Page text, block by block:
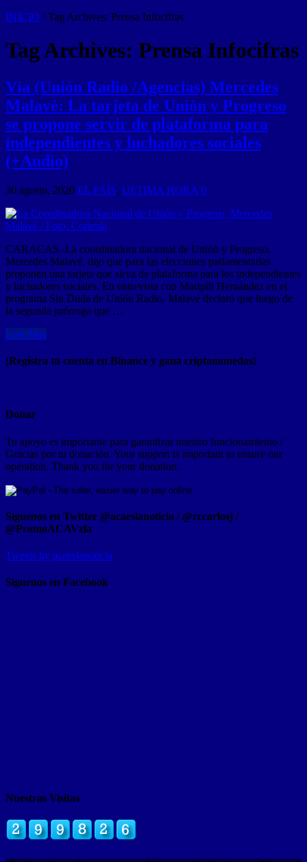
INICIO / Tag Archives: Prensa Infocifras
Tag Archives: Prensa Infocifras
Vía (Unión Radio /Agencias) Mercedes
Malavé: La tarjeta de Unión y Progreso
se propone servir de plataforma para
independientes y luchadores sociales
(+Audio)
30 agosto, 2020 EL PAÍS, ULTIMA HORA 0
CARACAS.-La coordinadora nacional de Unión y Progreso,
Mercedes Malavé, dijo que para las elecciones parlamentarias
proponen una tarjeta que sirva de plataforma para los independientes
y luchadores sociales. En entrevista con Maripili Hernández en el
programa Sin Duda de Unión Radio, Malavé declaró que luego de
la segunda prórroga que …
Leer Mas
¡Registra tu cuenta en Binance y gana criptomonedas!
Donar
Tu apoyo es importante para garantizar nuestro funcionamiento /
Gracias por tu donación. Your support is important to ensure our
operation. Thank you for your donation.
Síguenos en Twitter @acaeslanoticia / @rccarlosj /
@PromoACAVzla
Tweets by acaeslanoticia
Siguenos en Facebook
Nuestras Visitas